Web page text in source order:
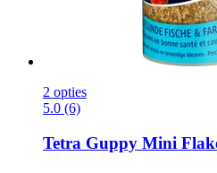
2 opties
5.0 (6)
Tetra Guppy Mini